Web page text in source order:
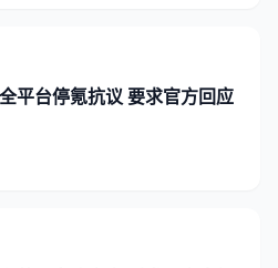
平台停氪抗议 要求官方回应